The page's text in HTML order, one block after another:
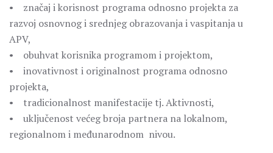
• značaj i korisnost programa odnosno projekta za
razvoj osnovnog i srednjeg obrazovanja i vaspitanja u
APV,
• obuhvat korisnika programom i projektom,
• inovativnost i originalnost programa odnosno
projekta,
• tradicionalnost manifestacije tj. Aktivnosti,
• uključenost većeg broja partnera na lokalnom,
regionalnom i međunarodnom nivou.